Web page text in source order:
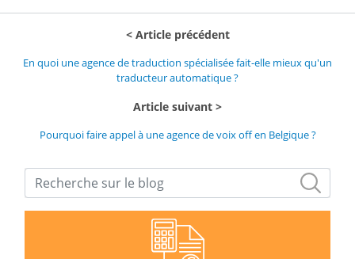
Article précédent
En quoi une agence de traduction spécialisée fait-elle mieux qu'un
traducteur automatique ?
Article suivant
Pourquoi faire appel à une agence de voix off en Belgique ?